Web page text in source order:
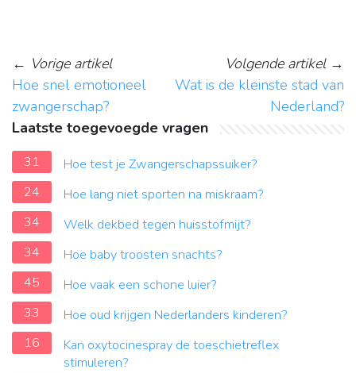
← Vorige artikel
Hoe snel emotioneel
zwangerschap?
Volgende artikel→
Wat is de kleinste stad van
Nederland?
Laatste toegevoegde vragen
31
Hoe test je Zwangerschapssuiker?
24
Hoe lang niet sporten na miskraam?
34
Welk dekbed tegen huisstofmijt?
34
Hoe baby troosten snachts?
45
Hoe vaak een schone luier?
33
Hoe oud krijgen Nederlanders kinderen?
16
Kan oxytocinespray de toeschietreflex
stimuleren?